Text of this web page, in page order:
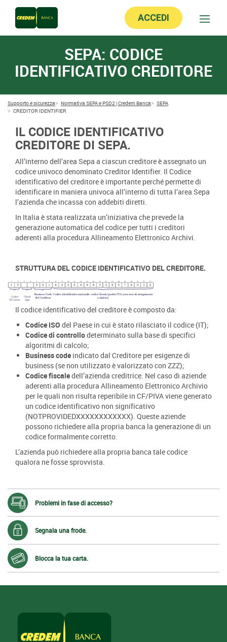
ACCEDI
SEPA: CODICE
IDENTIFICATIVO CREDITORE
Supporto e sicurezza Normativa SEPA e PSD2 | Credem Banca
SEPA
CREDITOR IDENTIFIER
IL CODICE IDENTIFICATIVO
CREDITORE DI SEPA.
All’interno dell’area Sepa a ciascun creditore è assegnato un
codice univoco denominato Creditor Identifier. Il Codice
identificativo del creditore è importante perché permette di
identificare in maniera univoca all’interno di tutta l’area Sepa
l’azienda che incassa con addebiti diretti.
In Italia è stata realizzata un’iniziativa che prevede la
generazione automatica del codice per tutti i creditori
aderenti alla procedura Allineamento Elettronico Archivi.
STRUTTURA DEL CODICE IDENTIFICATIVO DEL CREDITORE.
Il codice identificativo del creditore è composto da:
Codice ISO del Paese in cui è stato rilasciato il codice (IT);
Codice di controllodeterminato sulla base di specifici
algoritmi di calcolo;
Business code indicato dal Creditore per esigenze di
business (se non utilizzato è valorizzato con ZZZ);
Codice fiscaledell’azienda creditrice. Nel caso di aziende
aderenti alla procedura Allineamento Elettronico Archivio
per le quali non risulta reperibile in CF/PIVA viene generato
un codice identificativo non significativo
(NOTPROVIDEDXXXXXXXXXXXX). Queste aziende
possono richiedere alla propria banca la generazione di un
codice formalmente corretto.
L’azienda può richiedere alla propria banca tale codice
qualora ne fosse sprovvista.
Problemi in fase di accesso?
Segnala una frode.
Blocca la tua carta.